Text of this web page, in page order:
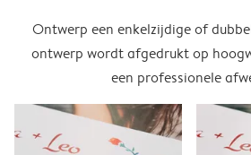
Ontwerp een enkelzijdige of
ontwerp wordt afgedrukt op
een professionele